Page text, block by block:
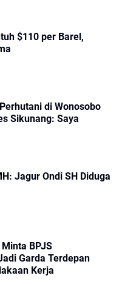
$110 per Barel,
di Wonosobo
Sikunang: Saya
Jagur Ondi SH Diduga
BPJS
Garda Terdepan
Kerja